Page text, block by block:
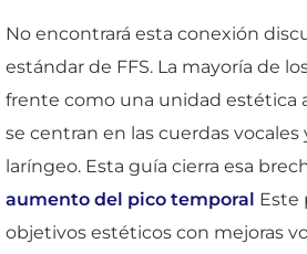
No encontrará esta conexión
estándar de FFS. La mayoría de
frente como una unidad estética
se centran en las cuerdas
laríngeo. Esta guía cierra esa
aumento del pico temporal Este
objetivos estéticos con mejoras